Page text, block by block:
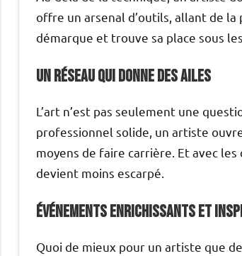
offre un arsenal d’outils, allant de
démarque et trouve sa place sous
Un réseau qui donne des ailes
L’art n’est pas seulement une
professionnel solide, un artiste
moyens de faire carrière. Et avec
devient moins escarpé.
Événements enrichissants et
Quoi de mieux pour un artiste que